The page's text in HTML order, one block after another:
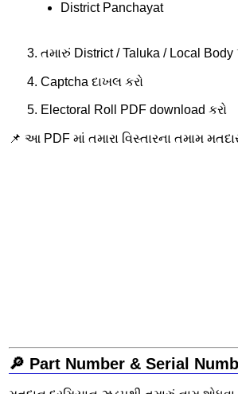
District Panchayat
તમારું District / Taluka / Local Body
Captcha દાખલ કરો
Electoral Roll PDF download કરો
📌 આ PDF માં તમારા વિસ્તારના તમામ
🔎 Part Number & Serial